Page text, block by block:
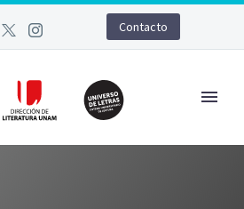
Contacto